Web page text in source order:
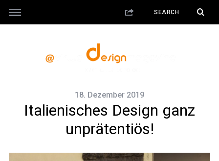
18. Dezember 2019
Italienisches Design ganz
unprätentiös!